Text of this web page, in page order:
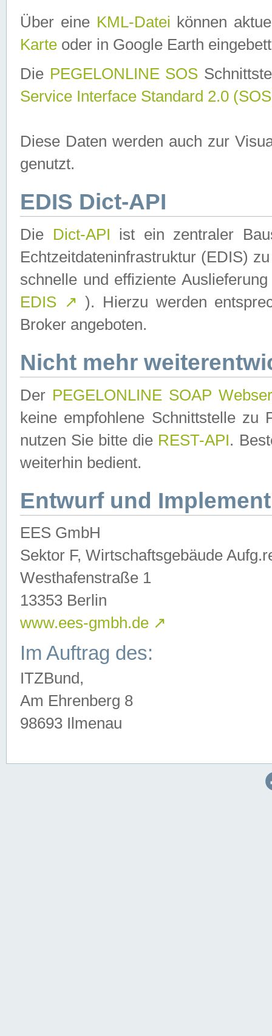
Über eine KML-Datei können
Karte oder in Google Earth
Die PEGELONLINE SOS
Service Interface Standard 2.0
Diese Daten werden auch zur
genutzt.
EDIS Dict-API
Die Dict-API ist ein zentraler
Echtzeitdateninfrastruktur (EDIS)
schnelle und effiziente
EDIS ↗ ). Hierzu werden
Broker angeboten.
Nicht mehr
Der PEGELONLINE SOAP
keine empfohlene Schnittstelle zu
nutzen Sie bitte die REST-API.
weiterhin bedient.
Entwurf und
EES GmbH
Sektor F, Wirtschaftsgebäude
Westhafenstraße 1
13353 Berlin
www.ees-gmbh.de ↗
Im Auftrag des:
ITZBund,
Am Ehrenberg 8
98693 Ilmenau